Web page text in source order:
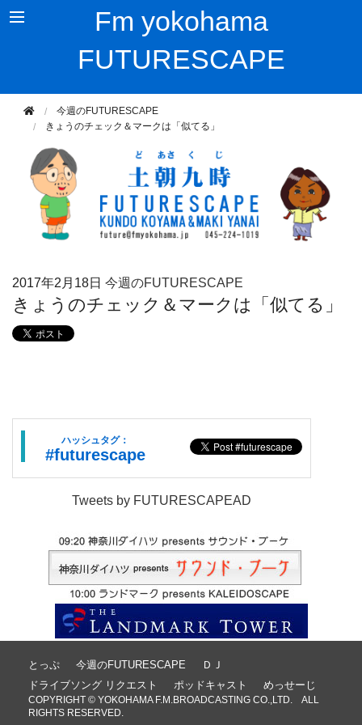
Fm yokohama
FUTURESCAPE
今週のFUTURESCAPE
きょうのチェック＆マークは「似てる」
2017年2月18日 今週のFUTURESCAPE
きょうのチェック＆マークは「似てる」
ハッシュタグ：
#futurescape
Tweets by FUTURESCAPEAD
とっぷ 今週のFUTURESCAPE
ＤＪ
ドライブソング リクエスト
ポッドキャスト めっせーじ
COPYRIGHT © YOKOHAMA F.M.BROADCASTING CO.,LTD. ALL
RIGHTS RESERVED.